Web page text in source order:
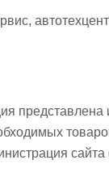
представлена
сайта